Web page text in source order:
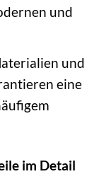
und
und
eine
im Detail